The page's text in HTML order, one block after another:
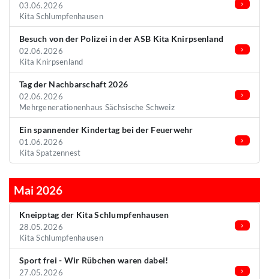
03.06.2026
Kita Schlumpfenhausen
Besuch von der Polizei in der ASB Kita Knirpsenland
02.06.2026
Kita Knirpsenland
Tag der Nachbarschaft 2026
02.06.2026
Mehrgenerationenhaus Sächsische Schweiz
Ein spannender Kindertag bei der Feuerwehr
01.06.2026
Kita Spatzennest
Mai 2026
Kneipptag der Kita Schlumpfenhausen
28.05.2026
Kita Schlumpfenhausen
Sport frei - Wir Rübchen waren dabei!
27.05.2026